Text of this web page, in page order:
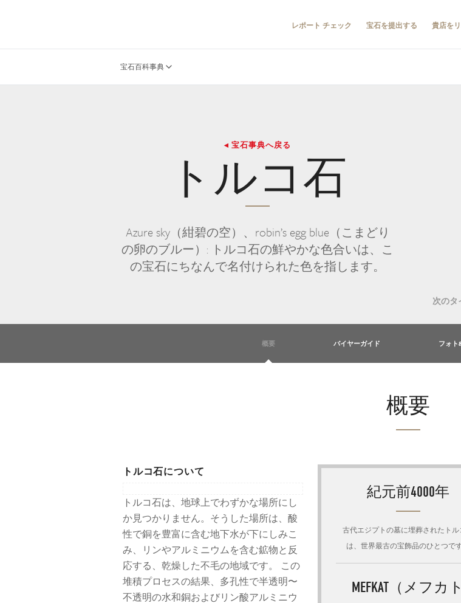
レポート チェック 宝石を提出する 貴店を
宝石百科事典
◂ 宝石事典へ戻る
トルコ石
Azure sky（紺碧の空）、robin’s egg blue（こまどり
の卵のブルー）: トルコ石の鮮やかな色合いは、こ
の宝石にちなんで名付けられた色を指します。
次のタ
概要 バイヤーガイド フォト
概要
トルコ石について
トルコ石は、地球上でわずかな場所にし
か見つかりません。そうした場所は、酸
性で銅を豊富に含む地下水が下にしみこ
み、リンやアルミニウムを含む鉱物と反
応する、乾燥した不毛の地域です。 この
堆積プロセスの結果、多孔性で半透明〜
不透明の水和銅およびリン酸アルミニウ
紀元前4000年
古代エジプトの墓に埋葬されたトル
は、世界最古の宝飾品のひとつです
MEFKAT（メフカト